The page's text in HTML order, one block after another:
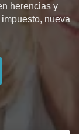
herencias y
nueva